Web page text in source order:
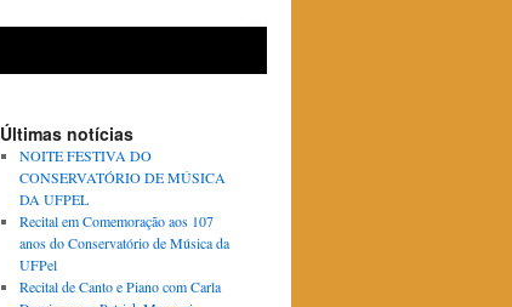
Últimas notícias
NOITE FESTIVA DO
CONSERVATÓRIO DE MÚSICA
DA UFPEL
Recital em Comemoração aos 107
anos do Conservatório de Música da
UFPel
Recital de Canto e Piano com Carla